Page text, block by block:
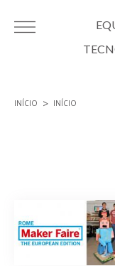
INÍCIO INÍCIO
Páginas